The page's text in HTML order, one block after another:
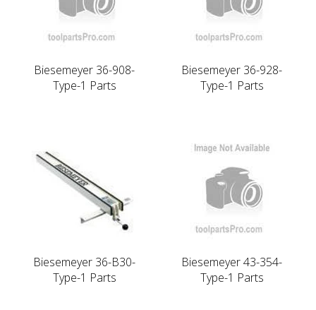
Biesemeyer 36-908-
Type-1 Parts
Biesemeyer 36-928-
Type-1 Parts
Biesemeyer 36-B30-
Type-1 Parts
Biesemeyer 43-354-
Type-1 Parts